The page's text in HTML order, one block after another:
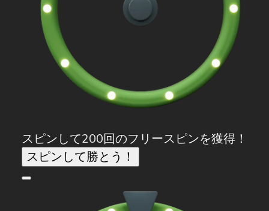
スピンして200回のフリースピンを獲得！
スピンして勝とう！